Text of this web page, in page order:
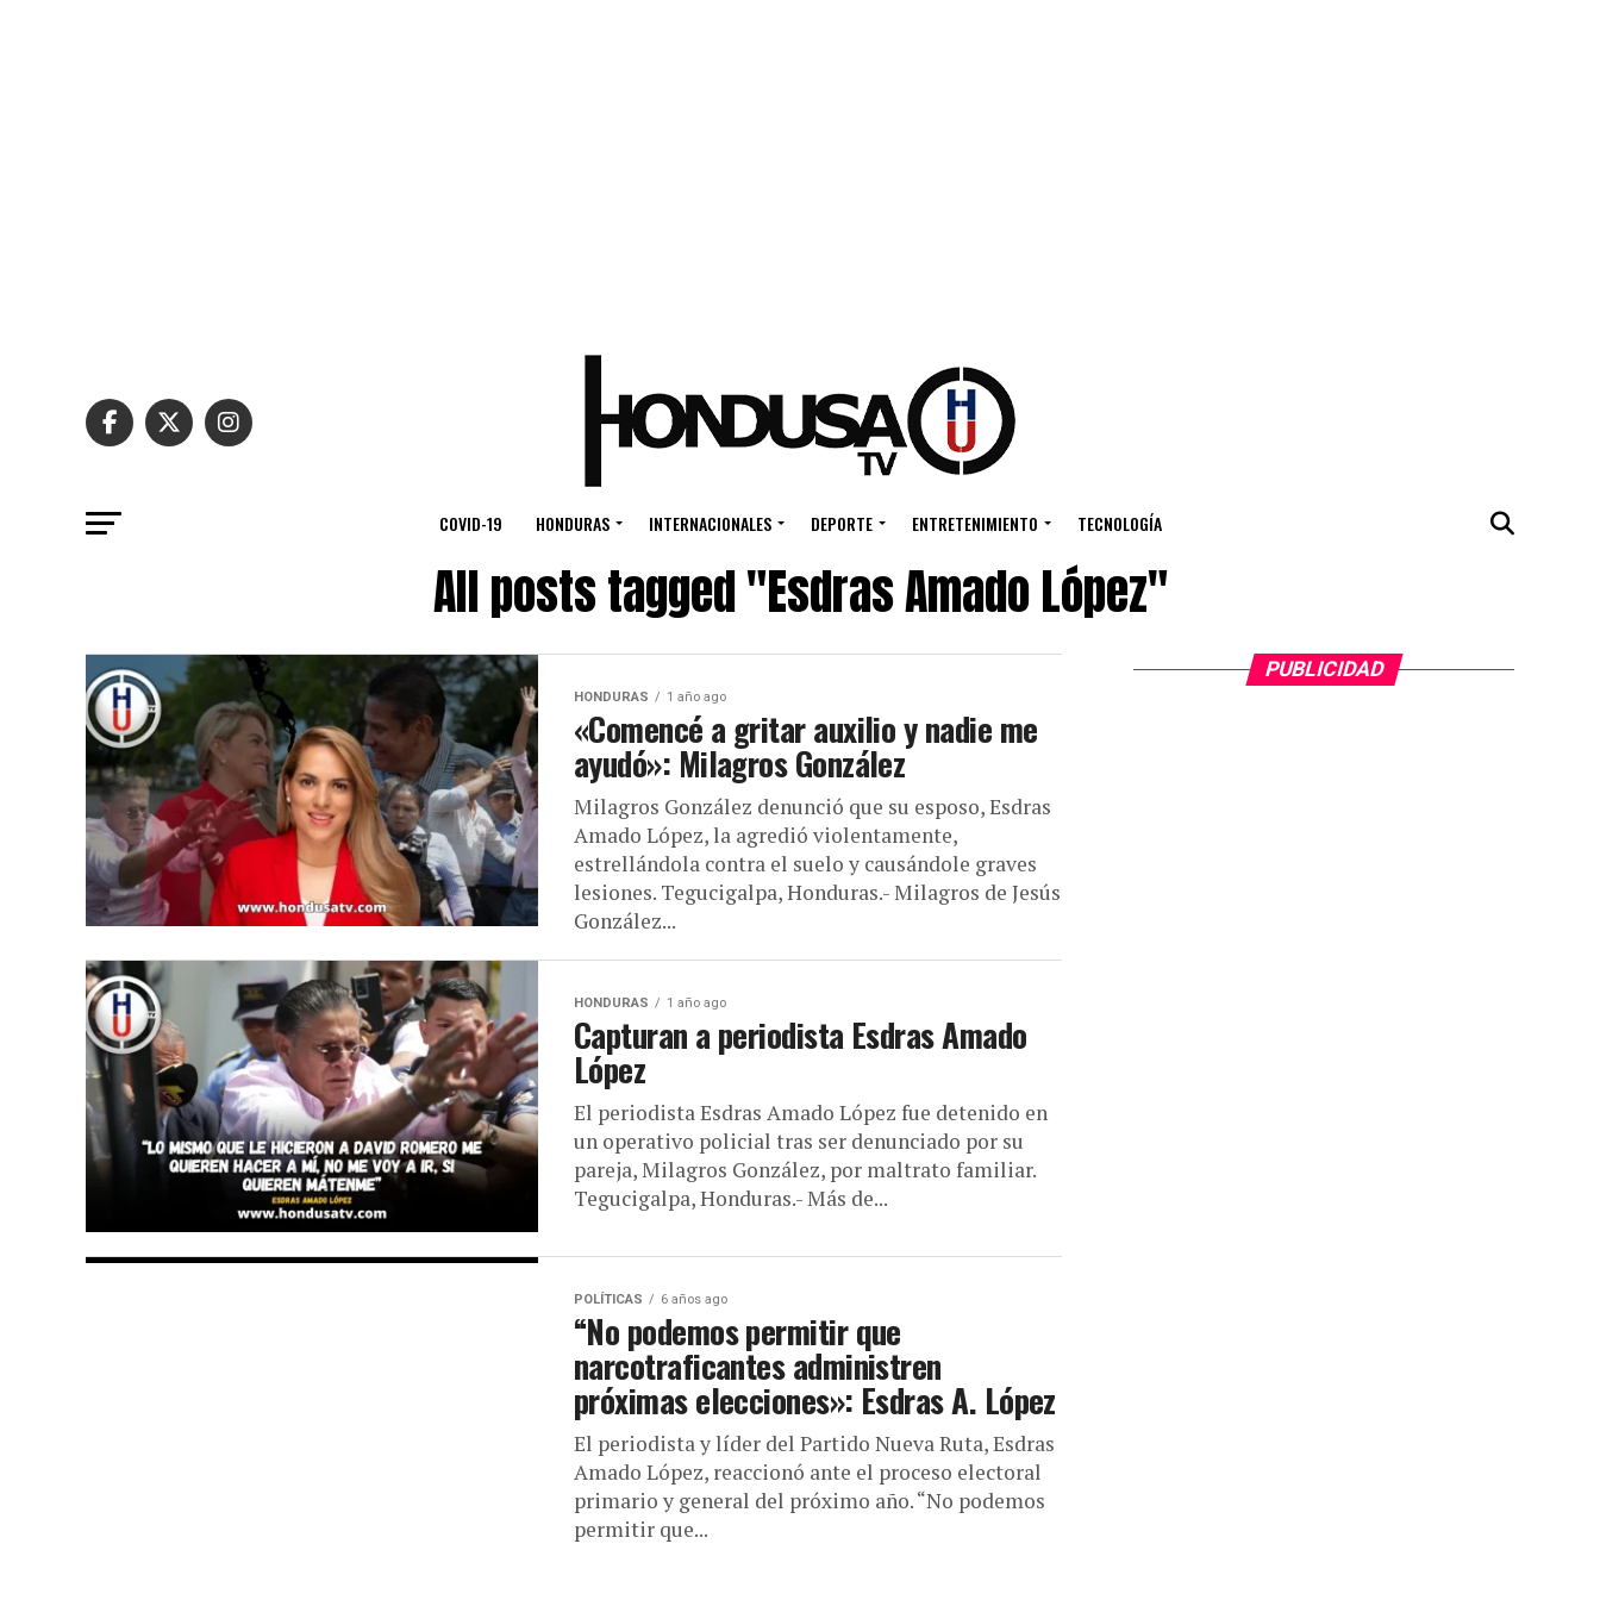
COVID-19 HONDURAS INTERNACIONALES DEPORTE ENTRETENIMIENTO TECNOLOGÍA
All posts tagged "Esdras Amado López"
HONDURAS 1 año ago
«Comencé a gritar auxilio y nadie me
ayudó»: Milagros González
Milagros González denunció que su esposo, Esdras
Amado López, la agredió violentamente,
estrellándola contra el suelo y causándole graves
lesiones. Tegucigalpa, Honduras.- Milagros de Jesús
González...
HONDURAS 1 año ago
Capturan a periodista Esdras Amado
López
El periodista Esdras Amado López fue detenido en
un operativo policial tras ser denunciado por su
pareja, Milagros González, por maltrato familiar.
Tegucigalpa, Honduras.- Más de...
POLÍTICAS 6 años ago
“No podemos permitir que
narcotraficantes administren
próximas elecciones»: Esdras A. López
El periodista y líder del Partido Nueva Ruta, Esdras
Amado López, reaccionó ante el proceso electoral
primario y general del próximo año. “No podemos
permitir que...
PUBLICIDAD